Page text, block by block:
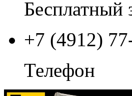
Бесплатный
+7 (4912)
Телефон